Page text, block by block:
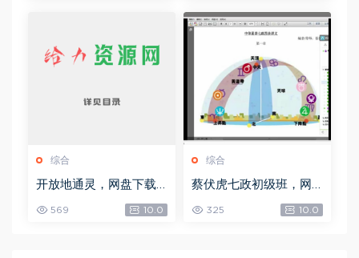
综合
开放地通灵，网盘下载
569 10.0
综合
蔡伏虎七政初级班，网
325 10.0